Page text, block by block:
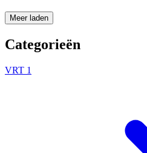
Meer laden
Categorieën
VRT 1